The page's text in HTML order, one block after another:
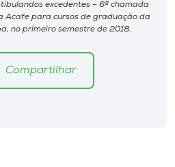
excedentes – 6ª chamada
Acafe para cursos de graduação da
no primeiro semestre de 2018.
Compartilhar